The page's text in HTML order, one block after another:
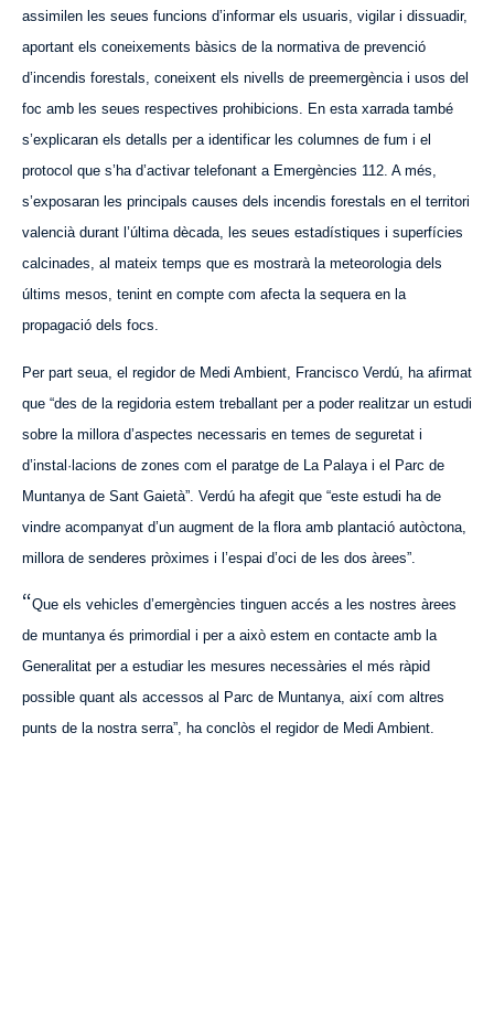
assimilen les seues funcions d’informar els usuaris, vigilar i dissuadir,
aportant els coneixements bàsics de la normativa de prevenció
d’incendis forestals, coneixent els nivells de preemergència i usos del
foc amb les seues respectives prohibicions. En esta xarrada també
s’explicaran els detalls per a identificar les columnes de fum i el
protocol que s’ha d’activar telefonant a Emergències 112. A més,
s’exposaran les principals causes dels incendis forestals en el territori
valencià durant l’última dècada, les seues estadístiques i superfícies
calcinades, al mateix temps que es mostrarà la meteorologia dels
últims mesos, tenint en compte com afecta la sequera en la
propagació dels focs.
Per part seua, el regidor de Medi Ambient, Francisco Verdú, ha afirmat
que “des de la regidoria estem treballant per a poder realitzar un estudi
sobre la millora d’aspectes necessaris en temes de seguretat i
d’instal·lacions de zones com el paratge de La Palaya i el Parc de
Muntanya de Sant Gaietà”. Verdú ha afegit que “este estudi ha de
vindre acompanyat d’un augment de la flora amb plantació autòctona,
millora de senderes pròximes i l’espai d’oci de les dos àrees”.
“Que els vehicles d’emergències tinguen accés a les nostres àrees
de muntanya és primordial i per a això estem en contacte amb la
Generalitat per a estudiar les mesures necessàries el més ràpid
possible quant als accessos al Parc de Muntanya, així com altres
punts de la nostra serra”, ha conclòs el regidor de Medi Ambient.